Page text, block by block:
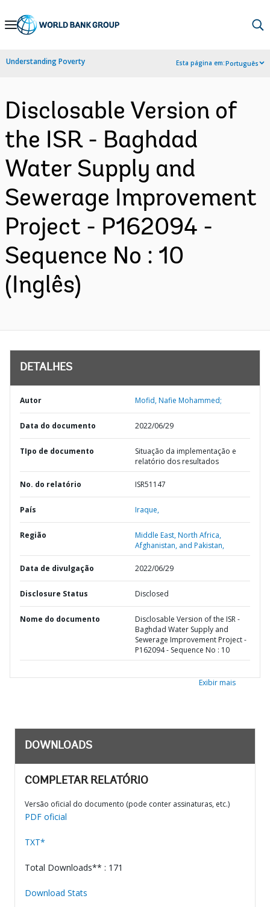
Skip
Navigation
Understanding Poverty Esta página em:Português
Disclosable Version of
the ISR - Baghdad
Water Supply and
Sewerage Improvement
Project - P162094 -
Sequence No : 10
(Inglês)
DETALHES
Autor Mofid, Nafie Mohammed;
Data do documento 2022/06/29
TIpo de documento
Situação da implementação e
relatório dos resultados
No. do relatório ISR51147
País Iraque,
Região
Middle East, North Africa,
Afghanistan, and Pakistan,
Data de divulgação 2022/06/29
Disclosure Status Disclosed
Nome do documento
Disclosable Version of the ISR -
Baghdad Water Supply and
Sewerage Improvement Project -
P162094 - Sequence No : 10
Exibir mais
DOWNLOADS
COMPLETAR RELATÓRIO
Versão oficial do documento (pode conter assinaturas, etc.)
PDF oficial
TXT*
Total Downloads** : 171
Download Stats